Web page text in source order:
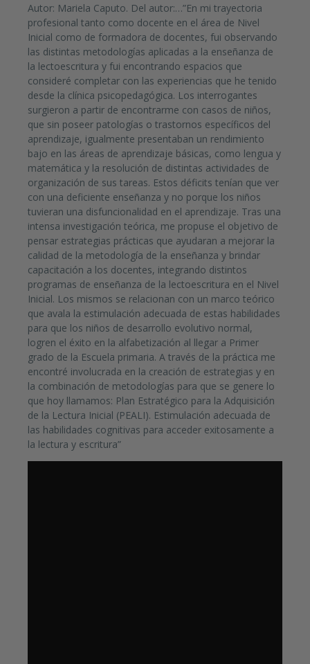
Autor: Mariela Caputo. Del autor:…”En mi trayectoria
profesional tanto como docente en el área de Nivel
Inicial como de formadora de docentes, fui observando
las distintas metodologías aplicadas a la enseñanza de
la lectoescritura y fui encontrando espacios que
consideré completar con las experiencias que he tenido
desde la clínica psicopedagógica. Los interrogantes
surgieron a partir de encontrarme con casos de niños,
que sin poseer patologías o trastornos específicos del
aprendizaje, igualmente presentaban un rendimiento
bajo en las áreas de aprendizaje básicas, como lengua y
matemática y la resolución de distintas actividades de
organización de sus tareas. Estos déficits tenían que ver
con una deficiente enseñanza y no porque los niños
tuvieran una disfuncionalidad en el aprendizaje. Tras una
intensa investigación teórica, me propuse el objetivo de
pensar estrategias prácticas que ayudaran a mejorar la
calidad de la metodología de la enseñanza y brindar
capacitación a los docentes, integrando distintos
programas de enseñanza de la lectoescritura en el Nivel
Inicial. Los mismos se relacionan con un marco teórico
que avala la estimulación adecuada de estas habilidades
para que los niños de desarrollo evolutivo normal,
logren el éxito en la alfabetización al llegar a Primer
grado de la Escuela primaria. A través de la práctica me
encontré involucrada en la creación de estrategias y en
la combinación de metodologías para que se genere lo
que hoy llamamos: Plan Estratégico para la Adquisición
de la Lectura Inicial (PEALI). Estimulación adecuada de
las habilidades cognitivas para acceder exitosamente a
la lectura y escritura”